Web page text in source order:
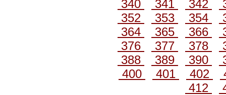
340
341 342
352
353 354
364
365 366
376
377 378
388
389 390
400
401 402
412